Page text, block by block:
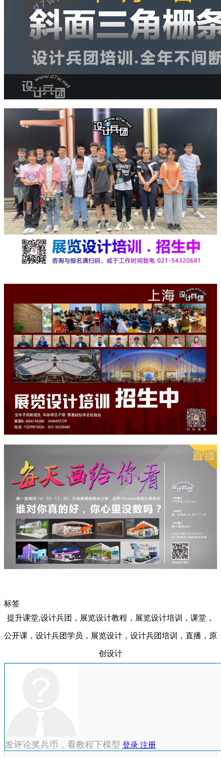
标签
提升课堂,设计兵团，展览设计教程，展览设计培训，课堂，
公开课，设计兵团学员，展览设计，设计兵团培训，直播，原
创设计
发评论奖兵币，看教程下模型 登录 注册